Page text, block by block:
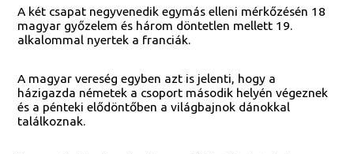
A két csapat negyvenedik egymás elleni mérkőzésén 18
magyar győzelem és három döntetlen mellett 19.
alkalommal nyertek a franciák.
A magyar vereség egyben azt is jelenti, hogy a
házigazda németek a csoport második helyén végeznek
és a pénteki elődöntőben a világbajnok dánokkal
találkoznak.